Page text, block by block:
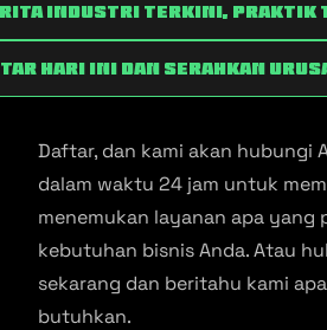
industri terkini, praktik
hari ini dan serahkan
Daftar, dan kami akan hubungi
dalam waktu 24 jam untuk
menemukan layanan apa
kebutuhan bisnis Anda. Atau
sekarang dan beritahu kami
butuhkan.